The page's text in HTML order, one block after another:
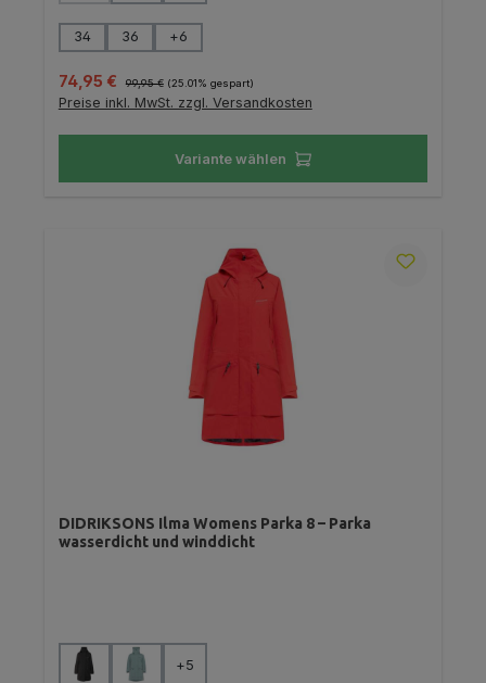
Größe auswählen
34 36 +6
Verkaufspreis:
74,95 € Regulärer Preis:
99,95 € (25.01% gespart)
Preise inkl. MwSt. zzgl. Versandkosten
Variante wählen
DIDRIKSONS Ilma Womens Parka 8 – Parka
wasserdicht und winddicht
Farbe auswählen
+5